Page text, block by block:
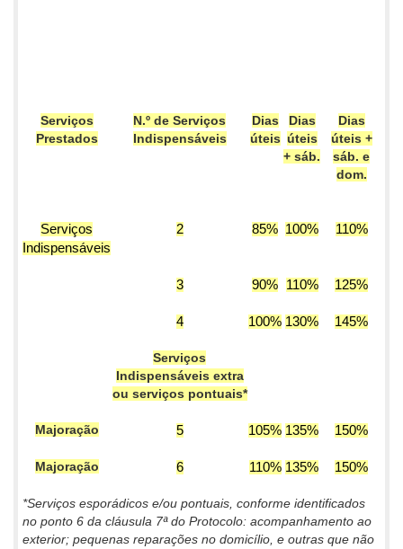
Serviços
Prestados
N.º de Serviços
Indispensáveis
Dias
úteis
Dias
úteis
+ sáb.
Dias
úteis +
sáb. e
dom.
Serviços
Indispensáveis
2 85% 100% 110%
3 90% 110% 125%
4 100% 130% 145%
Serviços
Indispensáveis extra
ou serviços pontuais*
Majoração 5 105% 135% 150%
Majoração 6 110% 135% 150%
*Serviços esporádicos e/ou pontuais, conforme identificados
no ponto 6 da cláusula 7ª do Protocolo: acompanhamento ao
exterior; pequenas reparações no domicílio, e outras que não